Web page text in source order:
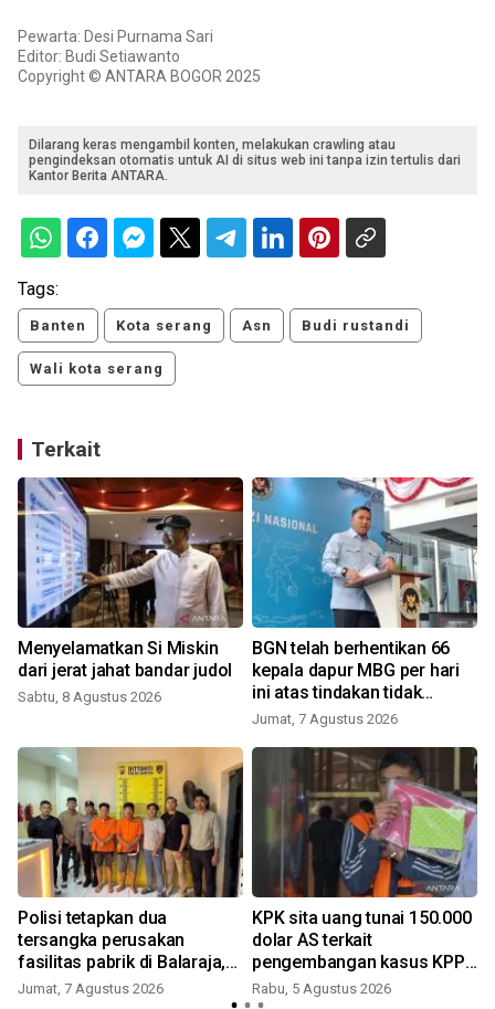
Pewarta: Desi Purnama Sari
Editor: Budi Setiawanto
Copyright © ANTARA BOGOR 2025
Dilarang keras mengambil konten, melakukan crawling atau
pengindeksan otomatis untuk AI di situs web ini tanpa izin tertulis dari
Kantor Berita ANTARA.
Tags:
Banten Kota serang Asn Budi rustandi
Wali kota serang
Terkait
Menyelamatkan Si Miskin
dari jerat jahat bandar judol
Sabtu, 8 Agustus 2026
BGN telah berhentikan 66
kepala dapur MBG per hari
ini atas tindakan tidak
disiplin
Jumat, 7 Agustus 2026
Polisi tetapkan dua
tersangka perusakan
fasilitas pabrik di Balaraja,
motifnya pun terkuak
Jumat, 7 Agustus 2026
KPK sita uang tunai 150.000
dolar AS terkait
pengembangan kasus KPP
Banjarmasin
Rabu, 5 Agustus 2026